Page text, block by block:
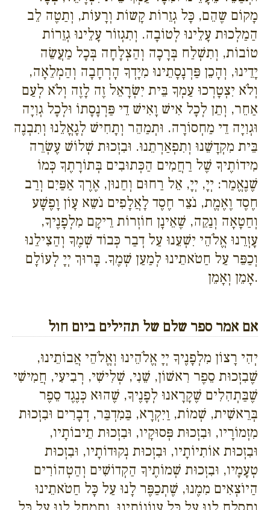
מָקוֹם שֶהֵם, כָּל גְזֵרוֹת קָשוֹת וְרָעוֹת, וְתַטֶה לֵב
הַמַלְכוּת עָלֵינוּ לְטוֹבָה. וְתִגְזוֹר עָלֵינוּ גְזֵרוֹת
טוֹבוֹת, וְתִשְׁלַח בְּרָכָה וְהַצְלָחָה בְּכָל מַעֲשֵׂה
יָדֵינוּ, וְהָכֵן פַּרְנָסָתֵינוּ מִיָדְךָ הָרְחָבָה וְהַמְלֵאָה,
וְלֹא יִצְטָרְכוּ עַמְךָ בֵּית יִשְׂרָאֵל זֶה לָזֶה וְלֹא לְעַם
אַחֵר, וְתֵן לְכָל אִישׁ וָאִישׁ דֵי פַּרְנָסָתוֹ וּלְכָל גְוִיָה
וּגְוִיָה דֵי מַחְסוֹרָה. וּתְמַהֵר וְתָחִישׁ לְגָאֳלֵנוּ וְתִבְנֶה
בֵּית מִקְדָשֵׁנוּ וְתִפְאַרְתֵנוּ. וּבִזְכוּת שְׁלוֹשׁ עֶשְׂרֵה
מִידוֹתֶיךָ שֶׁל רַחֲמִים הַכְּתוּבִים בְּתוֹרָתֶךָ כְּמוֹ
שֶׁנֶאֱמַר: יְיָ, יְיָ, אֵל רַחוּם וְחַנוּן, אֶרֶךְ אַפַּיִם וְרַב
חֶסֶד וֶאֶמֱת, נֹצֵר חֶסֶד לָאֲלָפִים נֹשֵא עָוֹן וָפֶשָׁע
וְחַטָאָה וְנַקֵה, שֶׁאֵינָן חוֹזְרוֹת רֵיקָם מִלְפָנֶיךָ,
עָזְרֵנוּ אֱלֹהֵי יִשְׁעֵנוּ עַל דְבַר כְּבוֹד שְׁמֶךָ וְהַצִילֵנוּ
וְכַפֵּר עַל חַטֹאתֵינוּ לְמַעַן שְׁמֶךָ. בָּרוּךְ יְיָ לְעוֹלָם
אָמֵן וְאָמֵן.
אם אמר ספר שלם של תהילים ביום חול
יְהִי רָצוֹן מִלְפָנֶיךָ יְיָ אֱלֹהֵינוּ וְאֱלֹהֵי אֲבוֹתֵינוּ,
שֶׁבִזְכוּת סֵפֶר רִאשׁוֹן, שֵׁנִי, שְׁלִישִׁי, רְבִיעִי, חֲמִישִׁי
שֶׁבַּתְהִלִים שֶׁקָרָאנוּ לְפָנֶיךָ, שֶׁהוּא כְּנֶגֶד סֵפֶר
בְּרֵאשִׁית, שְׁמוֹת, וַיִקְרָא, בַּמִדְבַּר, דְבָרִים וּבִזְכוּת
מִזְמוֹרָיו, וּבִזְכוּת פְּסוּקָיו, וּבִזְכוּת תֵיבוֹתָיו,
וּבִזְכוּת אוֹתִיוֹתָיו, וּבִזְכוּת נְקוּדוֹתָיו, וּבִזְכוּת
טְעָמָיו, וּבִזְכוּת שְׁמוֹתֶיךָ הַקְדוֹשִׁים וְהַטְהוֹרִים
הַיוֹצְאִים מִמֶנוּ, שֶׁתְכַפֶּר לָנוּ עַל כָּל חַטֹאתֵינוּ